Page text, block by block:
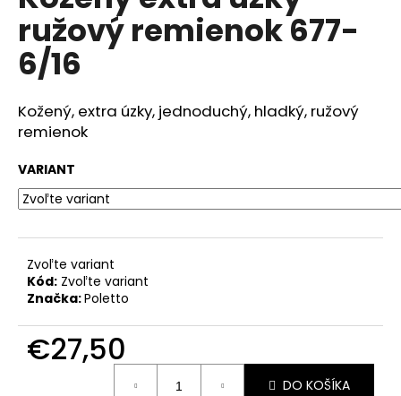
5
hviezdičiek.
ružový remienok 677-
6/16
Kožený, extra úzky, jednoduchý, hladký, ružový
remienok
VARIANT
Zvoľte variant
Kód: Zvoľte variant
Značka:Poletto
€27,50
DO KOŠÍKA
á
j
s
?
HĽADAŤ
O
d
p
o